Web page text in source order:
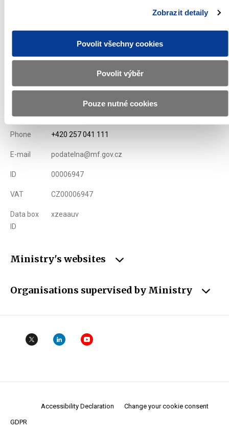
Zobrazit detaily
Povolit všechny cookies
Povolit výběr
Pouze nutné cookies
Ministry of Finance of the Czech Republic
Address Letenská 15, 118 10 Praha
Phone +420 257 041 111
E-mail podatelna@mf.gov.cz
ID 00006947
VAT CZ00006947
Data box
ID
xzeaauv
Ministry's websites
Organisations supervised by Ministry
Accessibility Declaration Change your cookie consent
GDPR